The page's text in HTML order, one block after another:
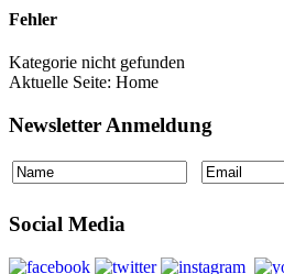
Fehler
Kategorie nicht gefunden
Aktuelle Seite: Home
Newsletter Anmeldung
Social Media